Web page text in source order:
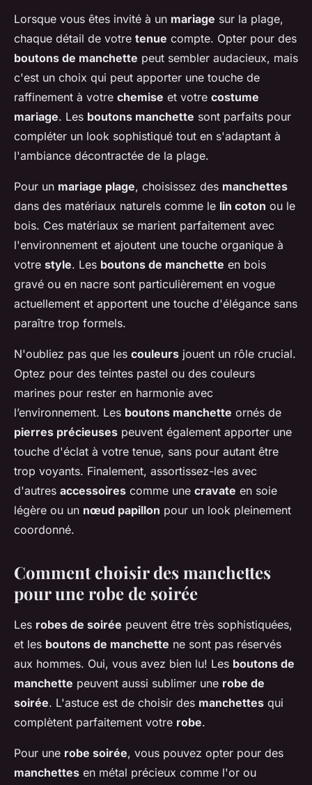
Lorsque vous êtes invité à un mariage sur la plage,
chaque détail de votre tenue compte. Opter pour des
boutons de manchette peut sembler audacieux, mais
c'est un choix qui peut apporter une touche de
raffinement à votre chemise et votre costume
mariage. Les boutons manchette sont parfaits pour
compléter un look sophistiqué tout en s'adaptant à
l'ambiance décontractée de la plage.
Pour un mariage plage, choisissez des manchettes
dans des matériaux naturels comme le lin coton ou le
bois. Ces matériaux se marient parfaitement avec
l'environnement et ajoutent une touche organique à
votre style. Les boutons de manchette en bois
gravé ou en nacre sont particulièrement en vogue
actuellement et apportent une touche d'élégance sans
paraître trop formels.
N'oubliez pas que les couleurs jouent un rôle crucial.
Optez pour des teintes pastel ou des couleurs
marines pour rester en harmonie avec
l’environnement. Les boutons manchette ornés de
pierres précieuses peuvent également apporter une
touche d'éclat à votre tenue, sans pour autant être
trop voyants. Finalement, assortissez-les avec
d'autres accessoires comme une cravate en soie
légère ou un nœud papillon pour un look pleinement
coordonné.
Comment choisir des manchettes
pour une robe de soirée
Les robes de soirée peuvent être très sophistiquées,
et les boutons de manchette ne sont pas réservés
aux hommes. Oui, vous avez bien lu! Les boutons de
manchette peuvent aussi sublimer une robe de
soirée. L'astuce est de choisir des manchettes qui
complètent parfaitement votre robe.
Pour une robe soirée, vous pouvez opter pour des
manchettes en métal précieux comme l'or ou